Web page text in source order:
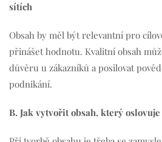
sítích
Obsah by měl být relevantní pro
přinášet hodnotu. Kvalitní obsah
důvěru u zákazníků a posilovat
podnikání.
B. Jak vytvořit obsah, který